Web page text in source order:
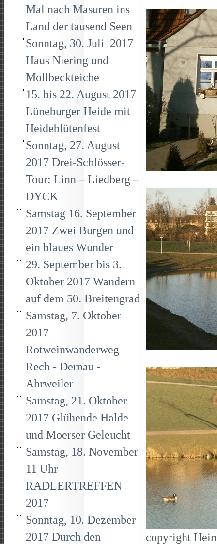
Mal nach Masuren ins
Land der tausend Seen
Sonntag, 30. Juli 2017
Haus Niering und
Mollbeckteiche
15. bis 22. August 2017
Lüneburger Heide mit
Heideblütenfest
Sonntag, 27. August
2017 Drei-Schlösser-
Tour: Linn – Liedberg –
DYCK
Samstag 16. September
2017 Zwei Burgen und
ein blaues Wunder
29. September bis 3.
Oktober 2017 Wandern
auf dem 50. Breitengrad
Samstag, 7. Oktober
2017
Rotweinwanderweg
Rech - Dernau -
Ahrweiler
Samstag, 21. Oktober
2017 Glühende Halde
und Moerser Geleucht
Samstag, 18. November
11 Uhr
RADLERTREFFEN
2017
Sonntag, 10. Dezember
2017 Durch den
copyright